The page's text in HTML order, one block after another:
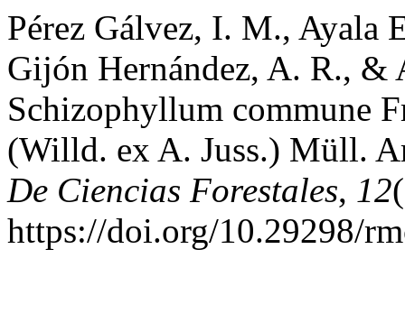
Pérez Gálvez, I. M., Ayala
Gijón Hernández, A. R., &
Schizophyllum commune
(Willd. ex A. Juss.) Müll.
De Ciencias Forestales, 12
https://doi.org/10.29298/